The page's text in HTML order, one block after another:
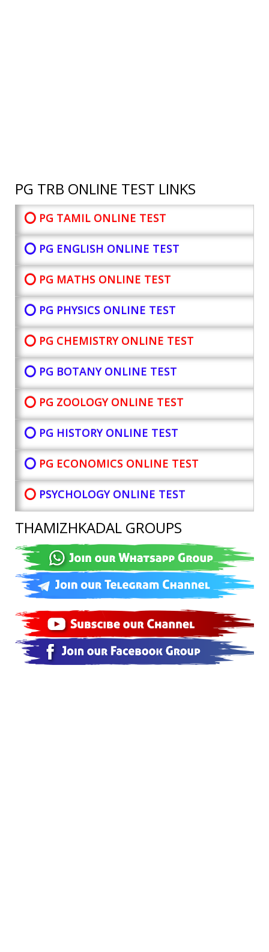
PG TRB ONLINE TEST LINKS
⭕ PG TAMIL ONLINE TEST
⭕ PG ENGLISH ONLINE TEST
⭕ PG MATHS ONLINE TEST
⭕ PG PHYSICS ONLINE TEST
⭕ PG CHEMISTRY ONLINE TEST
⭕ PG BOTANYONLINE TEST
⭕ PG ZOOLOGY ONLINE TEST
⭕ PG HISTORY ONLINE TEST
⭕ PG ECONOMICS ONLINE TEST
⭕ PSYCHOLOGY ONLINE TEST
THAMIZHKADAL GROUPS